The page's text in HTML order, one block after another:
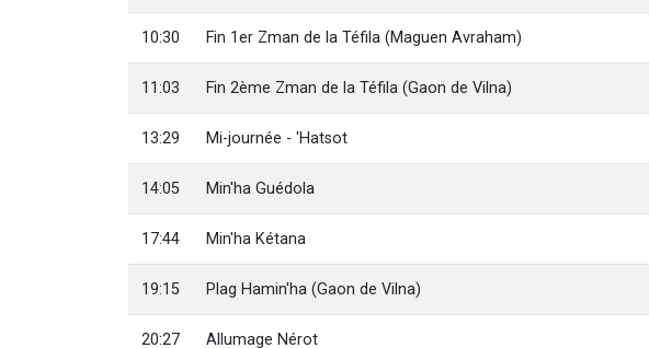
10:30 Fin 1er Zman de la Téfila (Maguen Avraham)
11:03 Fin 2ème Zman de la Téfila (Gaon de Vilna)
13:29 Mi-journée - 'Hatsot
14:05 Min'ha Guédola
17:44 Min'ha Kétana
19:15 Plag Hamin'ha (Gaon de Vilna)
20:27 Allumage Nérot